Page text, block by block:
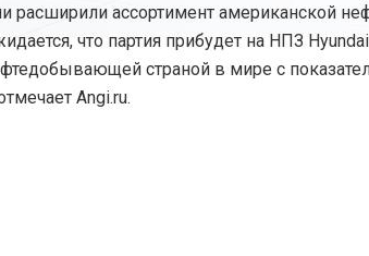
расширили ассортимент американской
что партия прибудет на НПЗ
страной в мире с
Angi.ru.